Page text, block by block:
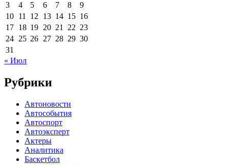
3
4 5 6 7 8
9
10 11 12 13 14 15 16
17 18 19 20 21 22 23
24 25 26 27 28 29 30
31
« Июл
Рубрики
Автоновости
Автособытия
Автоспорт
Автоэксперт
Актеры
Аналитика
Баскетбол